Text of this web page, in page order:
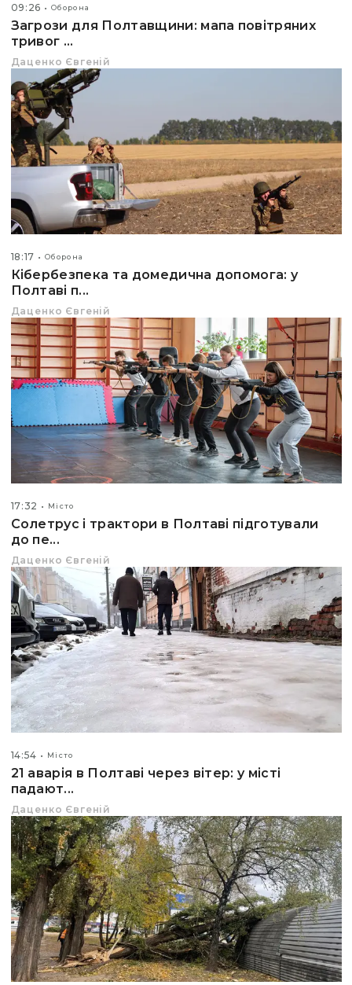
09:26 Оборона
Загрози для Полтавщини: мапа повітряних
тривог ...
Даценко Євгеній
18:17 Оборона
Кібербезпека та домедична допомога: у
Полтаві п...
Даценко Євгеній
17:32 Місто
Солетрус і трактори в Полтаві підготували
до пе...
Даценко Євгеній
14:54 Місто
21 аварія в Полтаві через вітер: у місті
падают...
Даценко Євгеній